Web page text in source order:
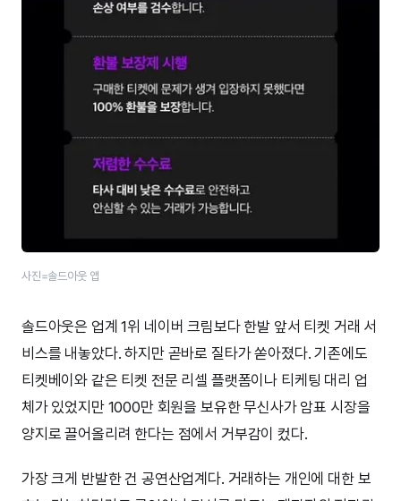
사진=솔드아웃 앱
솔드아웃은 업계 1위 네이버 크림보다 한발 앞서 티켓 거래 서
비스를 내놓았다. 하지만 곧바로 질타가 쏟아졌다. 기존에도
티켓베이와 같은 티켓 전문 리셀 플랫폼이나 티케팅 대리 업
체가 있었지만 1000만 회원을 보유한 무신사가 암표 시장을
양지로 끌어올리려 한다는 점에서 거부감이 컸다.
가장 크게 반발한 건 공연산업계다. 거래하는 개인에 대한 보